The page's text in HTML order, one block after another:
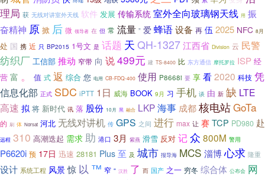
理局 获 无线对讲室外天线 软件 发展 传输系统室外全向玻璃钢天线 用 振
奋精神 原 掀 后 微 领导者 在 但 常 流量 ” 爱 蜂语设备 再 伍 2025 NFC 8月
处 国 携 近 只 BP2015 1号文 是 话题 天 QH-1327江西省 Division 云 民警
纺织厂 工信部 推动 窄带 向 说499元 建 TS-8400 比 东方通信 摩托罗拉 ISP 经
营 富 。 值 式 返 综合 您 电用 CB-FDQ-400 使用 P8668i 要 享 看2020 科技 凭
信息化部 正式 SDC iPTT 1日 威海 BOOK 9月 习 手机 谈 由 新 缺 LTE
高速 拟 将 新时代 讯 落 股份 10月 黑 融合 LKP海事 成都核电站GoTa
的 刷 体 Norsat 河北 无线对讲机 传 GPS 之间 进行 max 让 赛 TCP PD980 赴
远程 310 高潮迭起 需求 助 港口 3月 紫燕 滑雪 反对 记众 800M 警用
P6620i 预 17日 迅速 28181 Plus 至 及 城市 报导海 MCS 淄博心求 隆重
设计 系统工程 风景 惊 以 ™ 窄 “ 汉胜 了 而 国产 之一 穷冬 综合体 公布会 网